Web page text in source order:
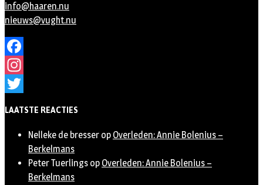
info@haaren.nu
nieuws@vught.nu
Facebook
Instagram
LAATSTE REACTIES
Nelleke de bresser op Overleden: Annie Bolenius –
Berkelmans
Peter Tuerlings op Overleden: Annie Bolenius –
Berkelmans